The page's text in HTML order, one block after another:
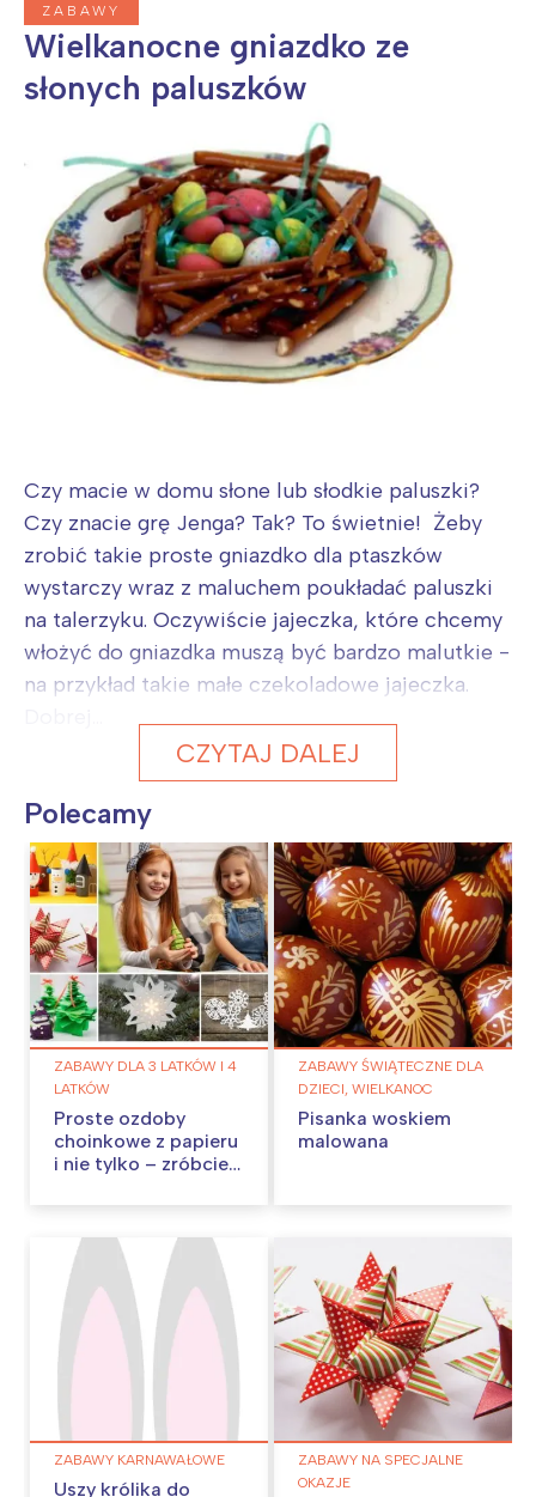
ZABAWY
Wielkanocne gniazdko ze
słonych paluszków
Czy macie w domu słone lub słodkie paluszki?
Czy znacie grę Jenga? Tak? To świetnie! Żeby
zrobić takie proste gniazdko dla ptaszków
wystarczy wraz z maluchem poukładać paluszki
na talerzyku. Oczywiście jajeczka, które chcemy
włożyć do gniazdka muszą być bardzo malutkie -
na przykład takie małe czekoladowe jajeczka.
CZYTAJ DALEJ
Polecamy
ZABAWY DLA 3 LATKÓW I 4
LATKÓW
Proste ozdoby
choinkowe z papieru
i nie tylko – zróbcie
ZABAWY ŚWIĄTECZNE DLA
DZIECI, WIELKANOC
Pisanka woskiem
malowana
ZABAWY KARNAWAŁOWE
Uszy królika do
ZABAWY NA SPECJALNE
OKAZJE